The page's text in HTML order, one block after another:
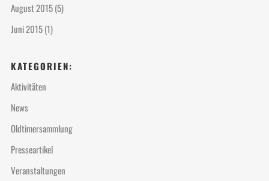
August 2015(5)
Juni 2015(1)
KATEGORIEN:
Aktivitäten
News
Oldtimersammlung
Presseartikel
Veranstaltungen